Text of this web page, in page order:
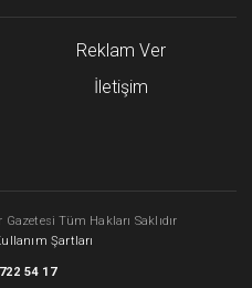
Reklam Ver
İletişim
Tüm Hakları Saklıdır
Şartları
722 54 17